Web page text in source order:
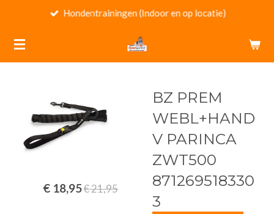
naar
de
Hondentrainingen (Indoor en op locatie)
BZ PREM
WEBL+HAND
V PARINCA
ZWT500
871269518330
3
€ 18,95€ 21,95